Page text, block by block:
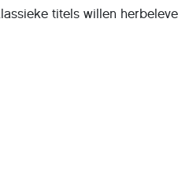
titels willen